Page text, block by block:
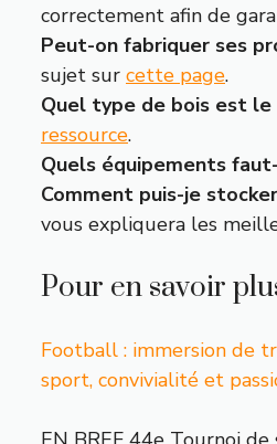
correctement afin de
Peut-on fabriquer ses
sujet sur cette page.
Quel type de bois est le
ressource.
Quels équipements
Comment puis-je
vous expliquera les
Pour en savoir
Football : immersion de
sport, convivialité et